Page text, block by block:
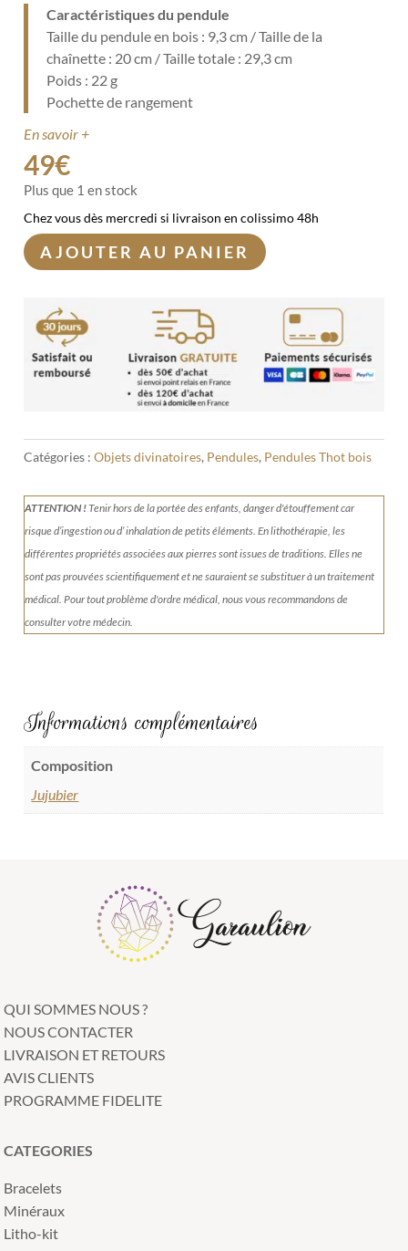
Caractéristiques du pendule
Taille du pendule en bois : 9,3 cm / Taille de la
chaînette : 20 cm / Taille totale : 29,3 cm
Poids : 22 g
Pochette de rangement
En savoir +
49€
Plus que 1 en stock
Chez vous dès mercredi si livraison en colissimo 48h
AJOUTER AU PANIER
Catégories :Objets divinatoires, Pendules, Pendules Thot bois
ATTENTION !Tenirhors de la portée des enfants, danger d'étouffement car
risque d’ingestion ou d’ inhalation de petits éléments.En lithothérapie, les
différentes propriétés associées aux pierres sont issues de traditions. Elles ne
sont pas prouvées scientifiquement et ne sauraient se substituer à un traitement
médical. Pour tout problème d'ordre médical, nous vous recommandons de
consulter votre médecin.
Informations complémentaires
Composition
Jujubier
QUI SOMMES NOUS ?
NOUS CONTACTER
LIVRAISON ET RETOURS
AVIS CLIENTS
PROGRAMME FIDELITE
CATEGORIES
Bracelets
Minéraux
Litho-kit